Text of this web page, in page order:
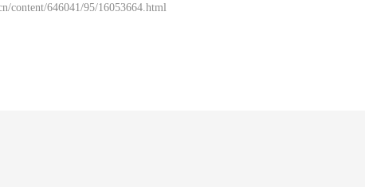
content/646041/95/16053664.html